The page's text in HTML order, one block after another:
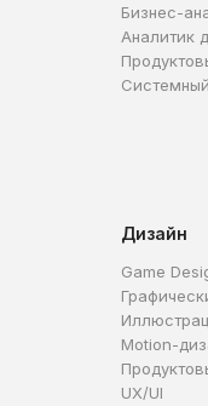
Бизнес-
Аналитик
Дизайн
Game
Motion-
UX/UI